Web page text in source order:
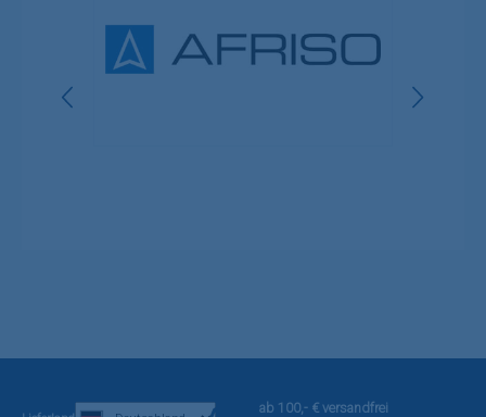
ab 100,- € versandfrei